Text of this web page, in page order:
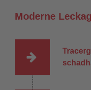
Moderne